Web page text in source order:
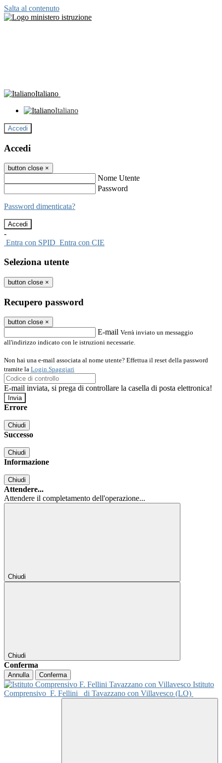
Salta al contenuto
Italiano
Italiano
Accedi
Accedi
button close ×
Nome Utente
Password
Password dimenticata?
-
Entra con SPID Entra con CIE
Seleziona utente
button close ×
Recupero password
button close ×
E-mail Verrà inviato un messaggio
all'indirizzo indicato con le istruzioni necessarie.
Non hai una e-mail associata al nome utente? Effettua il reset della password
tramite la Login Spaggiari
E-mail inviata, si prega di controllare la casella di posta elettronica!
Errore
Chiudi
Successo
Chiudi
Informazione
Chiudi
Attendere...
Attendere il completamento dell'operazione...
Chiudi
Chiudi
Conferma
Annulla Conferma
Istituto
Comprensivo F. Fellini di Tavazzano con Villavesco (LO)